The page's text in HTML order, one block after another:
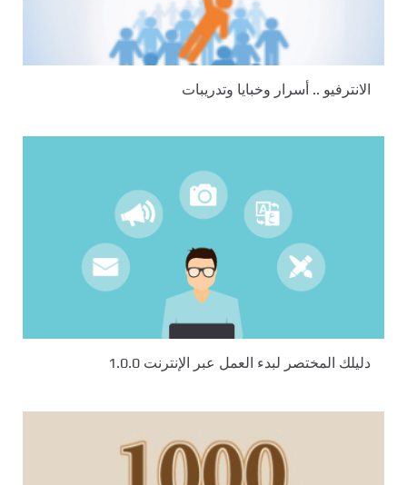
الانترفيو .. أسرار وخبايا وتدريبات
دليلك المختصر لبدء العمل عبر الإنترنت 1.0.0